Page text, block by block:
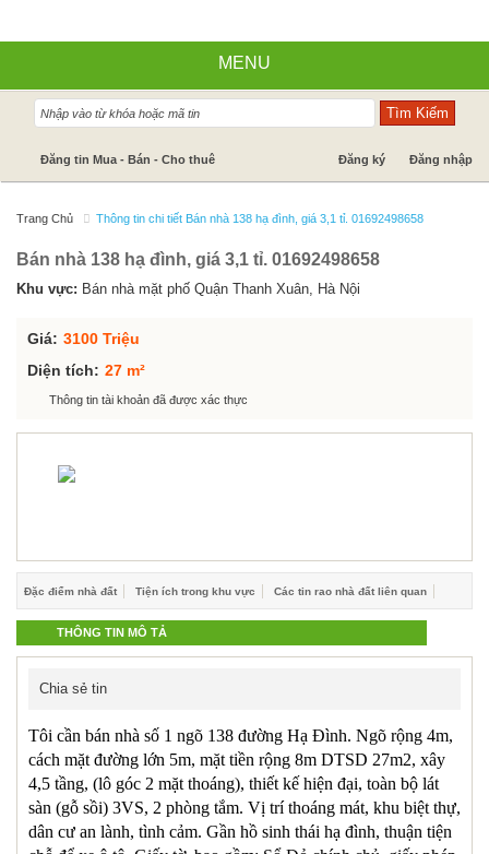
MENU
Nhà đất bán
Dự án
Báo giá dịch vụ
Hỗ trợ góp ý
Đăng tin Mua - Bán - Cho thuê Đăng ký Đăng nhập
Trang Chủ Thông tin chi tiết Bán nhà 138 hạ đình, giá 3,1 tỉ. 01692498658
Bán nhà 138 hạ đình, giá 3,1 tỉ. 01692498658
Khu vực: Bán nhà mặt phố Quận Thanh Xuân, Hà Nội
Giá: 3100 Triệu
Diện tích: 27 m²
Thông tin tài khoản đã được xác thực
Đặc điểm nhà đất Tiện ích trong khu vực Các tin rao nhà đất liên quan
THÔNG TIN MÔ TẢ
Chia sẻ tin
Tôi cần bán nhà số 1 ngõ 138 đường Hạ Đình. Ngõ rộng 4m,
cách mặt đường lớn 5m, mặt tiền rộng 8m DTSD 27m2, xây
4,5 tầng, (lô góc 2 mặt thoáng), thiết kế hiện đại, toàn bộ lát
sàn (gỗ sồi) 3VS, 2 phòng tắm. Vị trí thoáng mát, khu biệt thự,
dân cư an lành, tình cảm. Gần hồ sinh thái hạ đình, thuận tiện